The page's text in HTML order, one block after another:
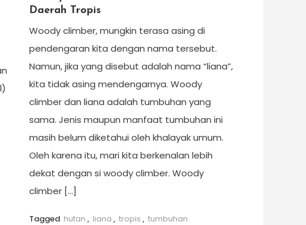
Daerah Tropis
Woody climber, mungkin terasa asing di
pendengaran kita dengan nama tersebut.
Namun, jika yang disebut adalah nama “liana”,
kita tidak asing mendengarnya. Woody
climber dan liana adalah tumbuhan yang
sama. Jenis maupun manfaat tumbuhan ini
masih belum diketahui oleh khalayak umum.
Oleh karena itu, mari kita berkenalan lebih
dekat dengan si woody climber. Woody
climber […]
Tagged hutan , liana , tropis , tumbuhan